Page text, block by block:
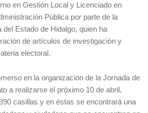
en Gestión Local y Licenciado en
Pública por parte de la
del Estado de Hidalgo, quien ha
de artículos de investigación y
electoral.
en la organización de la Jornada de
a realizarse el próximo 10 de abril,
casillas y en éstas se encontrará una